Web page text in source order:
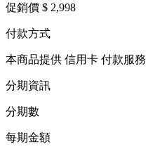
促銷價 $ 2,998
付款方式
本商品提供 信用卡 付款服務
分期資訊
分期數
每期金額